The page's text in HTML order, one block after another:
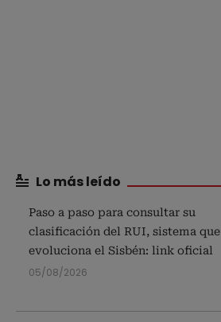
Lo más leído
Paso a paso para consultar su
clasificación del RUI, sistema que
evoluciona el Sisbén: link oficial
05/08/2026